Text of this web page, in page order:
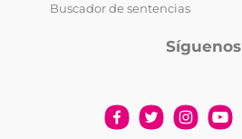
Buscador de sentencias
Síguenos